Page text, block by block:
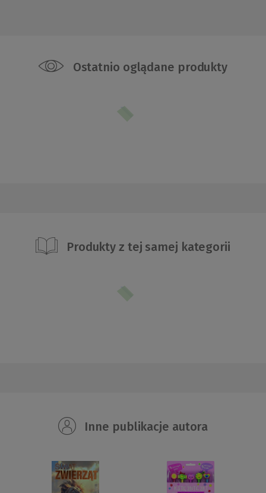
Ostatnio oglądane produkty
Produkty z tej samej kategorii
Inne publikacje autora